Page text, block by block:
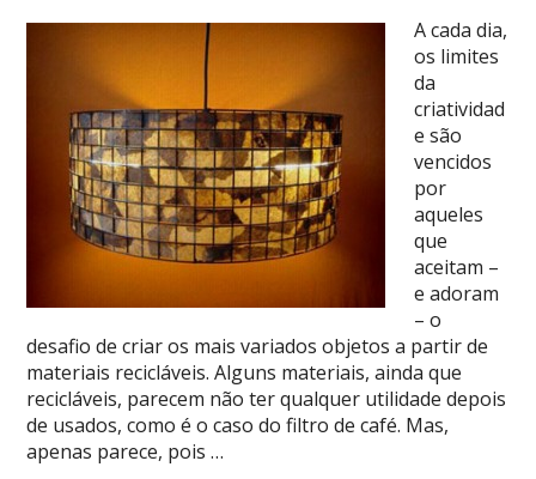
A cada dia,
os limites
da
criatividad
e são
vencidos
por
aqueles
que
aceitam –
e adoram
– o
desafio de criar os mais variados objetos a partir de
materiais recicláveis. Alguns materiais, ainda que
recicláveis, parecem não ter qualquer utilidade depois
de usados, como é o caso do filtro de café. Mas,
apenas parece, pois …